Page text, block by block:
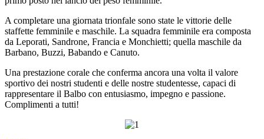
A completare una giornata trionfale sono state le vittorie delle
staffette femminile e maschile. La squadra femminile era composta
da Leporati, Sandrone, Francia e Monchietti; quella maschile da
Barbano, Buzzi, Babando e Canuto.
Una prestazione corale che conferma ancora una volta il valore
sportivo dei nostri studenti e delle nostre studentesse, capaci di
rappresentare il Balbo con entusiasmo, impegno e passione.
Complimenti a tutti!